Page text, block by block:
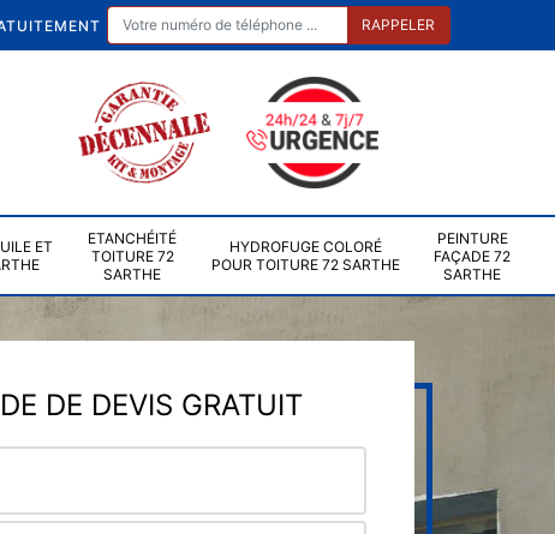
ET
ETANCHÉITÉ
TOITURE 72
SARTHE
HYDROFUGE COLORÉ
POUR TOITURE 72 SARTHE
PEINTURE
FAÇADE 72
SARTHE
DE DEVIS GRATUIT